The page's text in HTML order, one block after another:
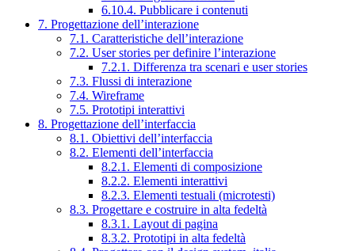
6.10.4. Pubblicare i contenuti
7. Progettazione dell’interazione
7.1. Caratteristiche dell’interazione
7.2. User stories per definire l’interazione
7.2.1. Differenza tra scenari e user stories
7.3. Flussi di interazione
7.4. Wireframe
7.5. Prototipi interattivi
8. Progettazione dell’interfaccia
8.1. Obiettivi dell’interfaccia
8.2. Elementi dell’interfaccia
8.2.1. Elementi di composizione
8.2.2. Elementi interattivi
8.2.3. Elementi testuali (microtesti)
8.3. Progettare e costruire in alta fedeltà
8.3.1. Layout di pagina
8.3.2. Prototipi in alta fedeltà